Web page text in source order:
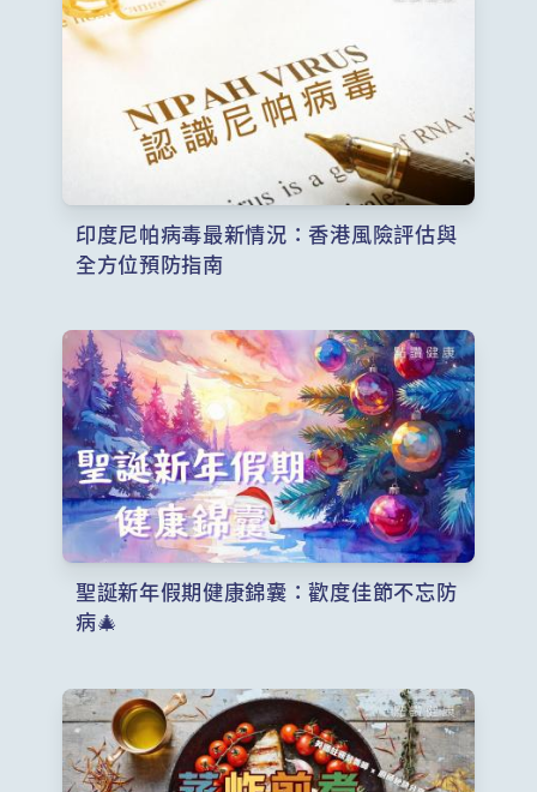
印度尼帕病毒最新情況：香港風險評估與
全方位預防指南
聖誕新年假期健康錦囊：歡度佳節不忘防
病🎄